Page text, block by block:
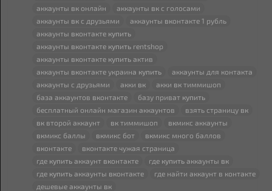
аккаунты вк онлайн аккаунты вк с голосами
аккаунты вк с друзьями аккаунты вконтакте 1 рубль
аккаунты вконтакте купить
аккаунты вконтакте купить rentshop
аккаунты вконтакте купить актив
аккаунты вконтакте украина купить
аккаунты для контакта
аккаунты с друзьями
акки вк акки вк тиммишоп
база аккаунтов вконтакте базу приват купить
бесплатный онлайн магазин аккаунтов
взять страницу вк
вк второй аккаунт вк тиммишоп вкмикс аккаунты
вкмикс баллы вкмикс бот вкмикс много баллов
вконтакте вконтакте чужая страница
где купить аккаунт вконтакте где купить аккаунты вк
где купить аккаунты вконтакте
где найти аккаунт в контакте
дешевые аккаунты вк